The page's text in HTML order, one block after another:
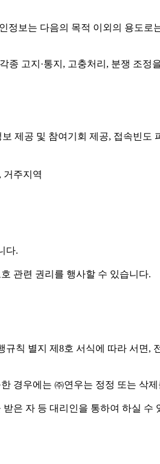
보는 다음의 목적 이외의 용도
종 고지·통지, 고충처리, 분쟁 조
제공 및 참여기회 제공, 접속빈
거주지역
다.
관련 권리를 행사할 수 있습니다.
칙 별지 제8호 서식에 따라 서면
경우에는 ㈜연우는 정정 또는 삭
은 자 등 대리인을 통하여 하실